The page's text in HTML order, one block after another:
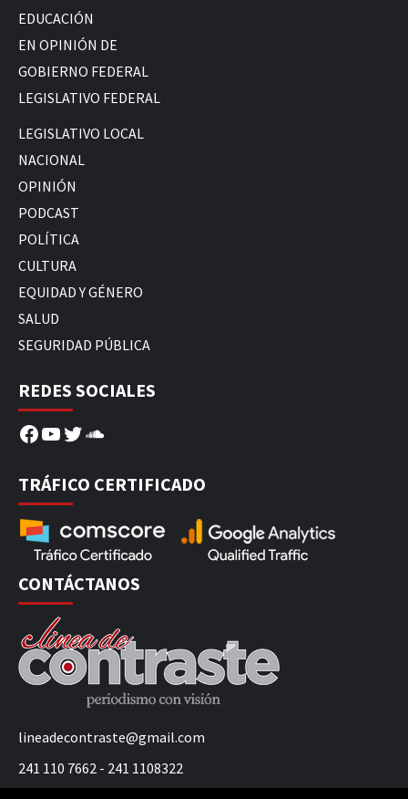
EDUCACIÓN
EN OPINIÓN DE
GOBIERNO FEDERAL
LEGISLATIVO FEDERAL
LEGISLATIVO LOCAL
NACIONAL
OPINIÓN
PODCAST
POLÍTICA
CULTURA
EQUIDAD Y GÉNERO
SALUD
SEGURIDAD PÚBLICA
REDES SOCIALES
Facebook
YouTube
Twitter
SoundCloud
TRÁFICO CERTIFICADO
CONTÁCTANOS
lineadecontraste@gmail.com
241 110 7662 - 241 1108322